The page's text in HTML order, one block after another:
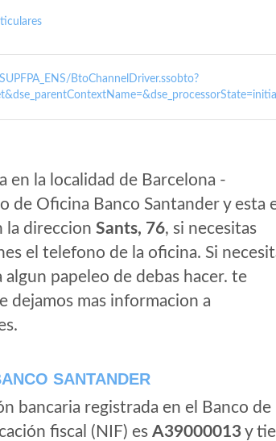
BtoChannelDriver.ssobto?
en la localidad de Barcelona -
de Oficina Banco Santander y esta
la direccion Sants, 76, si necesitas
el telefono de la oficina. Si
papeleo de debas hacer. te
dejamos mas informacion a
SANTANDER
bancaria registrada en el Banco de
fiscal (NIF) es A39000013y